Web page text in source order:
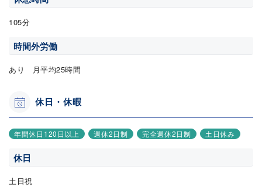
105分
時間外労働
あり 月平均25時間
休日・休暇
年間休日120日以上 週休2日制 完全週休2日制 土日休み
休日
土日祝